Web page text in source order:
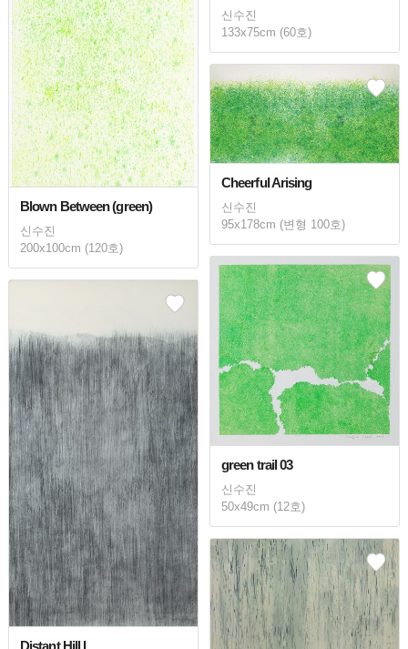
신수진
133x75cm (60호)
Blown Between (green)
신수진
200x100cm (120호)
Cheerful Arising
신수진
95x178cm (변형 100호)
green trail 03
신수진
50x49cm (12호)